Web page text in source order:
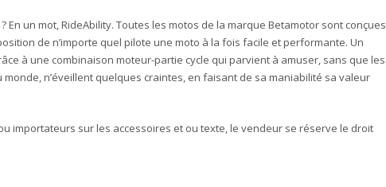
En un mot, RideAbility. Toutes les motos de la marque Betamotor sont conçues
de n’importe quel pilote une moto à la fois facile et performante. Un
à une combinaison moteur-partie cycle qui parvient à amuser, sans que les
n’éveillent quelques craintes, en faisant de sa maniabilité sa valeur
importateurs sur les accessoires et ou texte, le vendeur se réserve le droit